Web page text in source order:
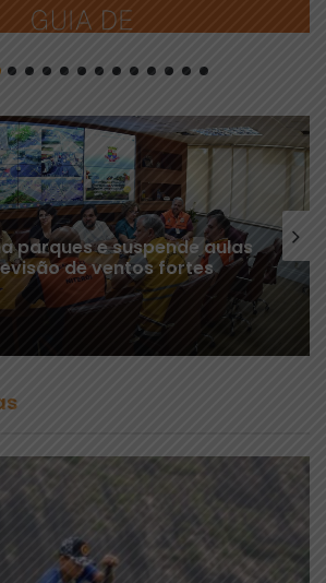
parques e suspende aulas
de ventos fortes